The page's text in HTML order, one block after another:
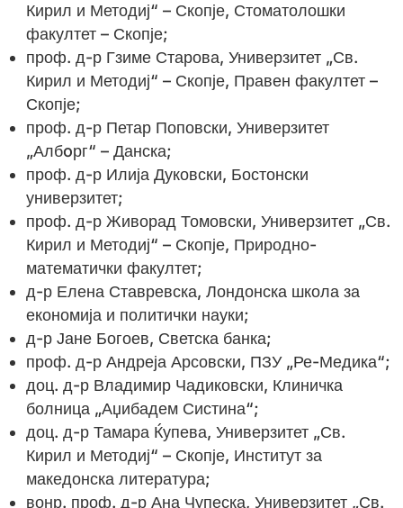
Кирил и Методиј“ – Скопје, Стоматолошки
факултет – Скопје;
проф. д-р Гзиме Старова, Универзитет „Св.
Кирил и Методиј“ – Скопје, Правен факултет –
Скопје;
проф. д-р Петар Поповски, Универзитет
„Албoрг“ – Данска;
проф. д-р Илија Дуковски, Бостонски
универзитет;
проф. д-р Живорад Томовски, Универзитет „Св.
Кирил и Методиј“ – Скопје, Природно-
математички факултет;
д-р Елена Ставревска, Лондонска школа за
економија и политички науки;
д-р Јане Богоев, Светска банка;
проф. д-р Андреја Арсовски, ПЗУ „Ре-Медика“;
доц. д-р Владимир Чадиковски, Клиничка
болница „Аџибадем Систина“;
доц. д-р Тамара Ќупева, Универзитет „Св.
Кирил и Методиј“ – Скопје, Институт за
македонска литература;
вонр. проф. д-р Ана Чупеска, Универзитет „Св.